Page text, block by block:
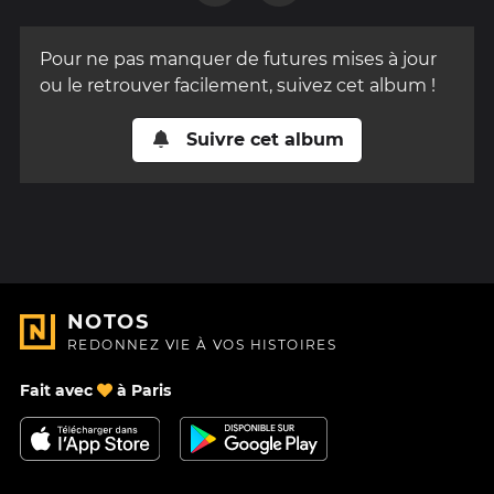
Pour ne pas manquer de futures mises à jour
ou le retrouver facilement, suivez cet album !
Suivre cet album
NOTOS
REDONNEZ VIE À VOS HISTOIRES
Fait avec à Paris